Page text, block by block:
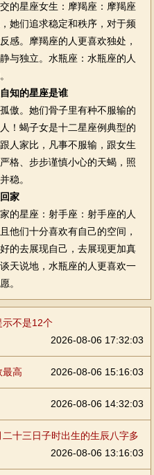
星座女生：摩羯座：摩羯座
她们追求稳定和秩序，对于频
感。摩羯座的人更喜欢独处，
与独立。水瓶座：水瓶座的人
知的星座是谁
。她们骨子里有种不服输的
！蝎子女是十二星座例典型的
人家比，凡事不服输，跟女生
格、步步谨慎小心的天蝎，照
稳。
家
星座：射手座：射手座的人
他们十分喜欢有自己的空间，
的去展现自己，去展现更加真
天说地，水瓶座的人更喜欢一
。
示不是12个
2026-08-06 17:32:03
最高 2026-08-06 15:16:03
2026-08-06 14:32:03
十三日子时出生的生辰八字多
2026-08-06 13:16:03